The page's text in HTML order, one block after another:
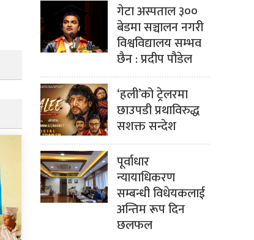
गेटा अस्पताल ३००
बेडमा सञ्चालन नगरी
विश्वविद्यालय सम्भव
छैन : प्रदीप पौडेल
‘हली’को ट्रेलरमा
छाउपडी प्रथाविरुद्ध
सशक्त सन्देश
पूर्वाधार
न्यायाधिकरण
सम्बन्धी विधेयकलाई
अन्तिम रूप दिन
छलफल